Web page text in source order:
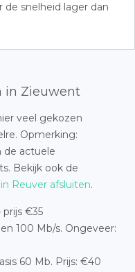
snelheid lager dan
in Zieuwent
veel gekozen
Opmerking:
de actuele
Bekijk ook de
Reuver afsluiten.
€35
100 Mb/s. Ongeveer:
60 Mb. Prijs: €40